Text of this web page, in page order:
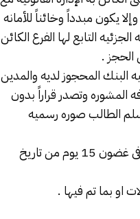
يكون مبدداً وخائناً للأمانه
وشهادات وودائع خلال 15 يوم فى المحكمه الجزئيه التابع لها الفرع الكائن
الحجز .
البنكالمحجوز لديه والمدين
المشوره وتصدر قراراً بدون
الطالب صوره رسميه
4- يقرر البنك بما فى ذمته فى المحكمه الجزئيه التابع لها الفرع الكائن به الحساب فى غضون 15 يوم من تاريخ